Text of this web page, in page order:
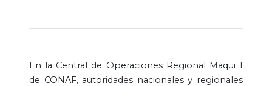
En la Central de Operaciones Regional Maqui 1
de CONAF, autoridades nacionales y regionales